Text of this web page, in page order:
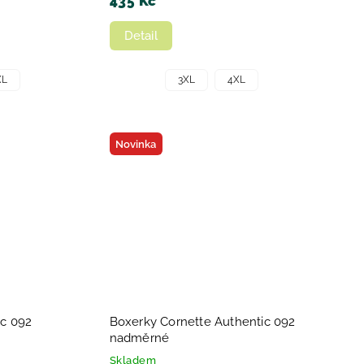
Detail
3XL 4XL
092
Novinka
Boxerky Cornette Authentic 092
nadměrné
Skladem